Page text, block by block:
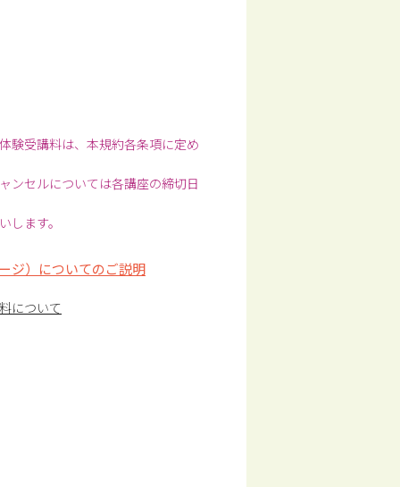
験受講料は、本規約各条項に定め
ンセルについては各講座の締切日
ます。
ジ）についてのご説明
について